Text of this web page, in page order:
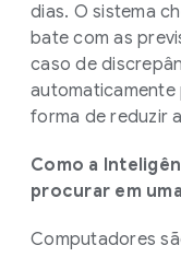
dias. O sistema
bate com as
caso de
forma de reduzir
Como a
procurar em
Computadores